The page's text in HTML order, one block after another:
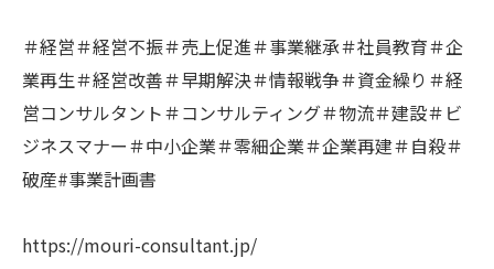
＃経営＃経営不振＃売上促進＃事業継承＃社員教育＃企
業再生＃経営改善＃早期解決＃情報戦争＃資金繰り＃経
営コンサルタント＃コンサルティング＃物流＃建設＃ビ
ジネスマナー＃中小企業＃零細企業＃企業再建＃自殺＃
破産#事業計画書
https://mouri-consultant.jp/